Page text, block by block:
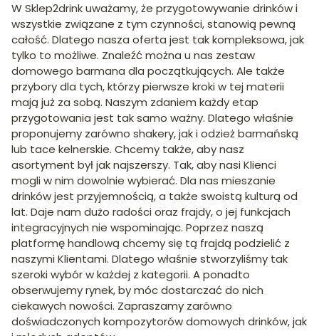
W Sklep2drink uważamy, że przygotowywanie drinków i
wszystkie związane z tym czynności, stanowią pewną
całość. Dlatego nasza oferta jest tak kompleksowa, jak
tylko to możliwe. Znaleźć można u nas zestaw
domowego barmana dla początkujących. Ale także
przybory dla tych, którzy pierwsze kroki w tej materii
mają już za sobą. Naszym zdaniem każdy etap
przygotowania jest tak samo ważny. Dlatego właśnie
proponujemy zarówno shakery, jak i odzież barmańską
lub tace kelnerskie. Chcemy także, aby nasz
asortyment był jak najszerszy. Tak, aby nasi Klienci
mogli w nim dowolnie wybierać. Dla nas mieszanie
drinków jest przyjemnością, a także swoistą kulturą od
lat. Daje nam dużo radości oraz frajdy, o jej funkcjach
integracyjnych nie wspominając. Poprzez naszą
platformę handlową chcemy się tą frajdą podzielić z
naszymi Klientami. Dlatego właśnie stworzyliśmy tak
szeroki wybór w każdej z kategorii. A ponadto
obserwujemy rynek, by móc dostarczać do nich
ciekawych nowości. Zapraszamy zarówno
doświadczonych kompozytorów domowych drinków, jak